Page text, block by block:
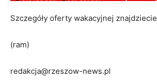
Szczegóły oferty wakacyjnej znajdziecie
(ram)
redakcja@rzeszow-news.pl